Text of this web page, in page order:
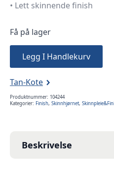
• Lett skinnende finish
Få på lager
Legg I Handlekurv
Tan-Kote
Produktnummer: 104244
Kategorier: Finish, Skinnhjørnet,
Beskrivelse